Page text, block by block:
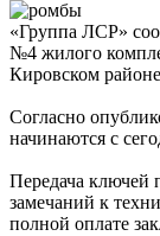
«Группа ЛСР»
№4 жилого
Кировском
Согласно
начинаются с
Передача ключей
замечаний к
полной оплате